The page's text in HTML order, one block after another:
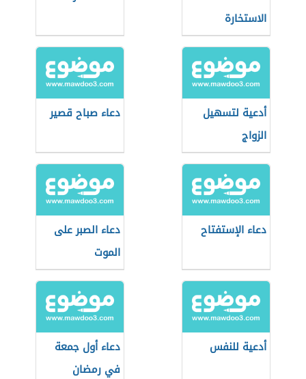
الاستخارة
أدعية لتسهيل
الزواج
دعاء صباح قصير
دعاء الإستفتاح
دعاء الصبر على
الموت
أدعية للنفس
دعاء أول جمعة
في رمضان